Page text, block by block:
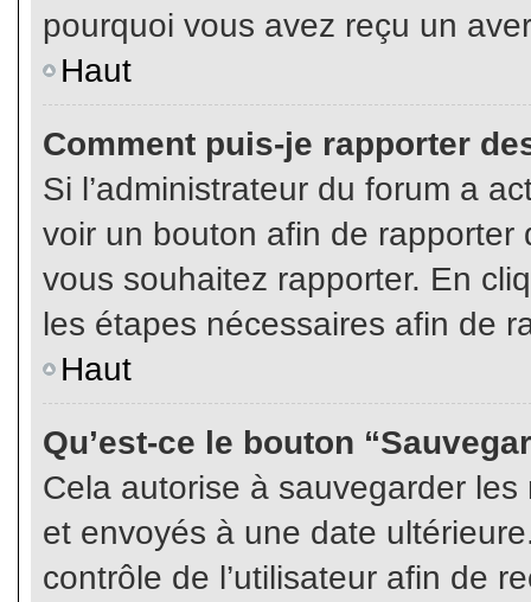
pourquoi vous avez reçu un
Haut
Comment puis-je rapporter
Si l’administrateur du forum a
voir un bouton afin de
vous souhaitez rapporter. En
les étapes nécessaires afin de
Haut
Qu’est-ce le bouton
Cela autorise à sauvegarder
et envoyés à une date
contrôle de l’utilisateur afin de